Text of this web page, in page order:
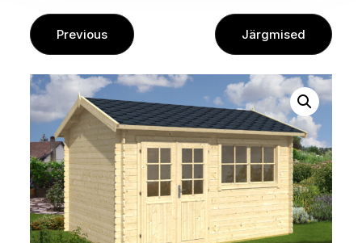
Previous Järgmised
EN ET